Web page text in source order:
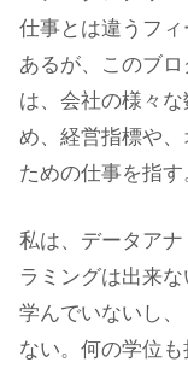
仕事とは違うフ
あるが、このブ
は、会社の様々
め、経営指標や
ための仕事を指す
私は、データア
ラミングは出来
学んでいないし
ない。何の学位も